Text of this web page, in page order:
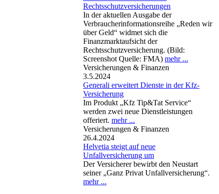
Rechtsschutzversicherungen
In der aktuellen Ausgabe der
Verbraucherinformationsreihe „Reden wir
über Geld“ widmet sich die
Finanzmarktaufsicht der
Rechtsschutzversicherung. (Bild:
Screenshot Quelle: FMA) mehr ...
Versicherungen & Finanzen
3.5.2024
Generali erweitert Dienste in der Kfz-
Versicherung
Im Produkt „Kfz Tip&Tat Service“
werden zwei neue Dienstleistungen
offeriert. mehr ...
Versicherungen & Finanzen
26.4.2024
Helvetia steigt auf neue
Unfallversicherung um
Der Versicherer bewirbt den Neustart
seiner „Ganz Privat Unfallversicherung“.
mehr ...